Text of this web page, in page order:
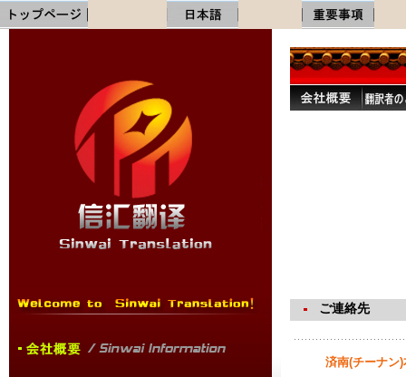
ご連絡先
済南(チーナン)